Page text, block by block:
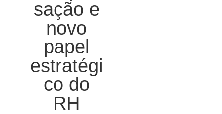
sação e
novo
papel
estratégi
co do
RH